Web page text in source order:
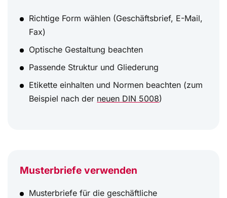
Richtige Form wählen (Geschäftsbrief, E-Mail,
Fax)
Optische Gestaltung beachten
Passende Struktur und Gliederung
Etikette einhalten und Normen beachten (zum
Beispiel nach der neuen DIN 5008)
Musterbriefe verwenden
Musterbriefe für die geschäftliche